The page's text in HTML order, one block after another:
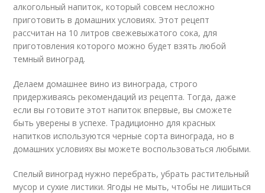
алкогольный напиток, который совсем несложно
приготовить в домашних условиях. Этот рецепт
рассчитан на 10 литров свежевыжатого сока, для
приготовления которого можно будет взять любой
темный виноград.
Делаем домашнее вино из винограда, строго
придерживаясь рекомендаций из рецепта. Тогда, даже
если вы готовите этот напиток впервые, вы сможете
быть уверены в успехе. Традиционно для красных
напитков используются черные сорта винограда, но в
домашних условиях вы можете воспользоваться любыми.
Спелый виноград нужно перебрать, убрать растительный
мусор и сухие листики. Ягоды не мыть, чтобы не лишиться